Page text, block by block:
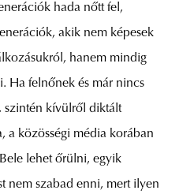
hada nőtt fel,
akik nem képesek
hanem mindig
Ha felnőnek és már nincs
szintén kívülről diktált
a közösségi média korában
lehet őrülni, egyik
nem szabad enni, mert ilyen